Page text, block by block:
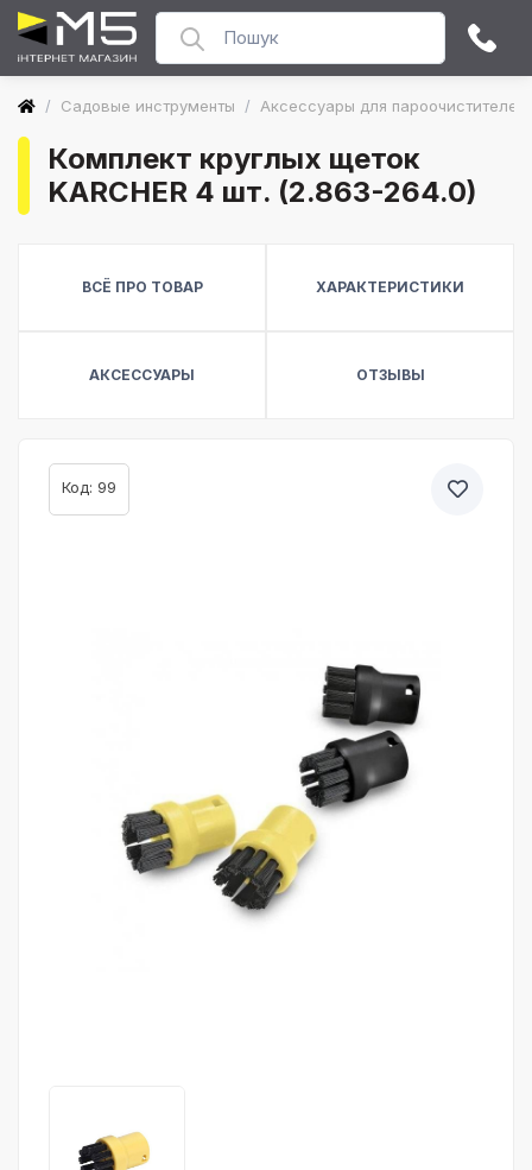
/ Садовые инструменты / Аксессуары для пароочистителей
Комплект круглых щеток
KARCHER 4 шт. (2.863-264.0)
ВСЁ ПРО ТОВАР ХАРАКТЕРИСТИКИ
АКСЕССУАРЫ ОТЗЫВЫ
Код: 99